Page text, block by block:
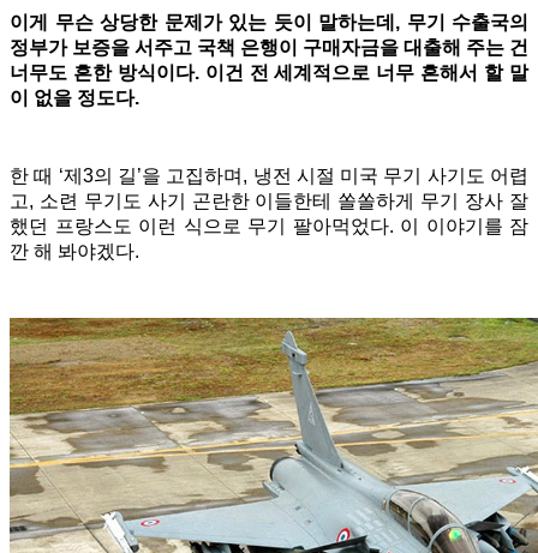
이게 무슨 상당한 문제가 있는 듯이 말하는데, 무기 수출국의
정부가 보증을 서주고 국책 은행이 구매자금을 대출해 주는 건
너무도 흔한 방식이다. 이건 전 세계적으로 너무 흔해서 할 말
이 없을 정도다.
한 때 ‘제3의 길’을 고집하며, 냉전 시절 미국 무기 사기도 어렵
고, 소련 무기도 사기 곤란한 이들한테 쏠쏠하게 무기 장사 잘
했던 프랑스도 이런 식으로 무기 팔아먹었다. 이 이야기를 잠
깐 해 봐야겠다.